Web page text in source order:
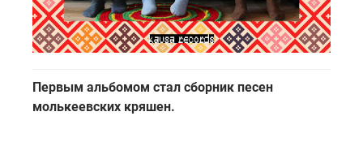
Первым альбомом стал сборник песен
молькеевских кряшен.